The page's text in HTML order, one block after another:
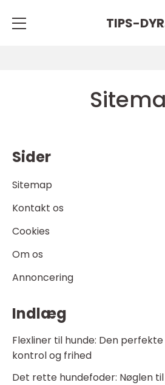
TIPS-
Sider
Sitemap
Kontakt os
Cookies
Om os
Annoncering
Indlæg
Flexliner til hunde: Den
kontrol og frihed
Det rette hundefoder: Nøglen